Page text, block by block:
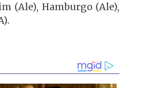
(Ale), Hamburgo (Ale),